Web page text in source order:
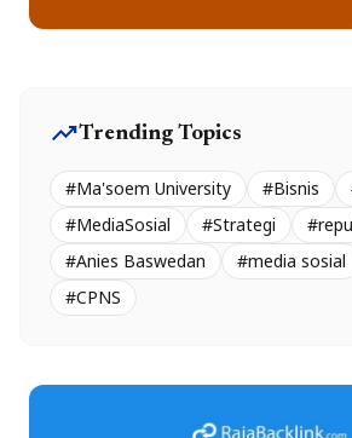
trending_upTrending Topics
#Ma'soem University #Bisnis
#MediaSosial
#Strategi
#Anies Baswedan
#media sosial
#CPNS